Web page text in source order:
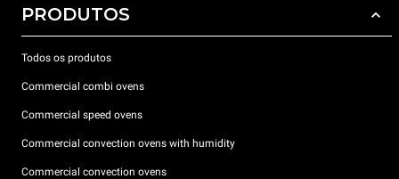
PRODUTOS
Todos os produtos
Commercial combi ovens
Commercial speed ovens
Commercial convection ovens with humidity
Commercial convection ovens